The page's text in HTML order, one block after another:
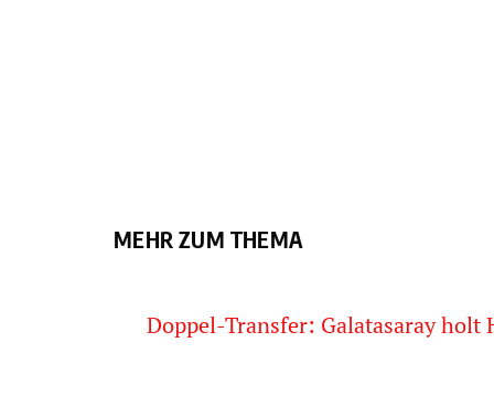
MEHR ZUM THEMA
Doppel-Transfer: Galatasaray